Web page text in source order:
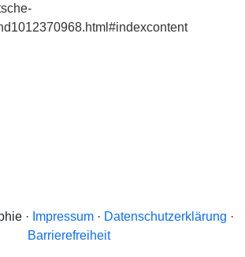
· Impressum· Datenschutzerklärung ·
Barrierefreiheit